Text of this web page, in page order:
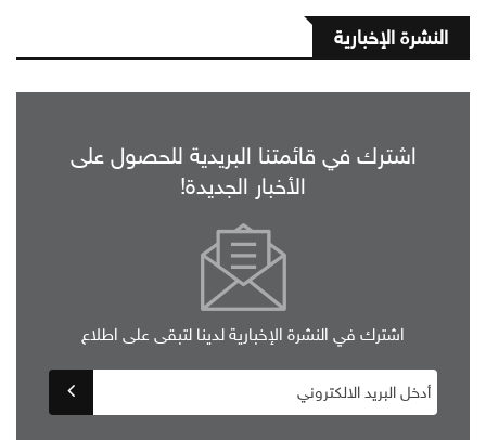
النشرة الإخبارية
اشترك في قائمتنا البريدية للحصول على
الأخبار الجديدة!
اشترك في النشرة الإخبارية لدينا لتبقى على اطلاع